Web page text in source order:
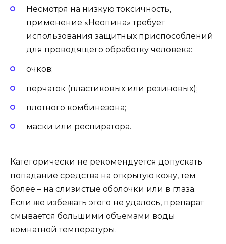
Несмотря на низкую токсичность,
применение «Неопина» требует
использования защитных приспособлений
для проводящего обработку человека:
очков;
перчаток (пластиковых или резиновых);
плотного комбинезона;
маски или респиратора.
Категорически не рекомендуется допускать
попадание средства на открытую кожу, тем
более – на слизистые оболочки или в глаза.
Если же избежать этого не удалось, препарат
смывается большими объёмами воды
комнатной температуры.